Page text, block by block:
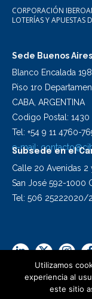
CORPORACIÓN
LOTERÍAS Y APUESTAS
Sede Buenos Aires
Blanco Encalada
Piso 1ro
CABA, ARGENTINA
Codigo Postal: 1430
Tel: +54 9 11 4760-
e-mail:
Subsede en el
Calle 20 Avenidas 2
San José 592-1000
Tel: 506 25222020/
2024 Cibelae | Todos los
Utilizamos
experiencia al
este sitio